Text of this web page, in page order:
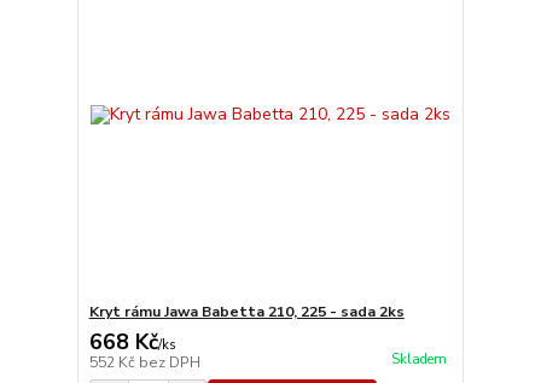
Kryt rámu Jawa Babetta 210, 225 - sada 2ks
668 Kč/ks
552 Kč bez DPH Skladem